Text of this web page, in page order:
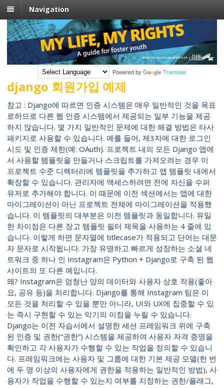
Navigation
Powered by Translate
django 회원가입 예제
참고 : Django에 따르면 인증 시스템은 매우 일반적인 것을 목표
로하므로 다른 웹 인증 시스템에서 제공되는 일부 기능을 제공
하지 않습니다. 몇 가지 일반적인 문제에 대한 해결 방법은 타사
패키지로 사용할 수 있습니다. 예를 들어, 제3자에 대한 로그인
시도 및 인증 제한(예: OAuth). 프로젝트 내의 모든 Django 앱에
서 사용할 템플릿을 만들거나 스크립트를 가져오려는 경우 이
프로젝트 수준 디렉터리에 템플릿을 추가하고 앱 템플릿 내에서
확장할 수 있습니다. 관리자에 액세스하려면 전에 자신을 수퍼
유저로 추가해야 합니다. 이 때문에 이전 섹션에서는 앱에 대한
마이그레이션이 아닌 프로젝트 전체에 마이그레이션을 적용했
습니다. 이 템플릿의 대부분은 이전 템플릿과 동일합니다. 유일
한 차이점은 다른 장고 템플릿 필터 제목을 사용하는 4 줄에 있
습니다. 이렇게 하면 문자열에 titlecase가 적용되고 단어는 대문
자 문자로 시작됩니다. 가장 유명하고 빠르게 성장하는 소셜 네
트워크 중 하나 인 Instagram은 Python + Django로 구축 된 웹
사이트의 또 다른 예입니다.
왜? Instagram은 엄청난 양의 데이터와 사용자 상호 작용(좋아
요, 공유 등)을 처리합니다. Django를 통해 Instagram 팀은 이
모든 것을 처리할 수 있을 뿐만 아니라, UI와 UX에 집중할 수 있
는 즉시 구현할 수 있는 악기의 이점을 누릴 수 있습니다.
Django는 이전 자습서에서 설명한 세션 프레임워크 위에 구축
된 인증 및 권한(“권한”) 시스템을 제공하여 사용자 자격 증명을
확인하고 각 사용자가 수행할 수 있는 작업을 정의할 수 있습니
다. 프레임워크에는 사용자 및 그룹에 대한 기본 제공 모델(한 번
에 두 명 이상의 사용자에게 권한을 적용하는 일반적인 방법), 사
용자가 작업을 수행할 수 있는지 여부를 지정하는 권한/플래그,